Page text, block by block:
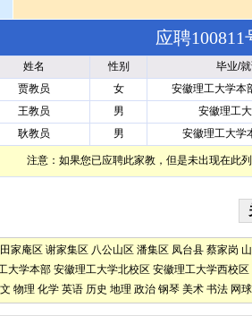
应聘
姓名 性别
毕业/
贾教员 女
安徽理工大学本
王教员 男
安徽理工
耿教员 男 安徽理工大学
注意：如果您已应聘此家教，但是未出现在此
田家庵区 谢家集区 八公山区 潘集区 凤台县 蔡家岗
大学本部 安徽理工大学北校区 安徽理工大学西校区
物理 化学 英语 历史 地理 政治 钢琴 美术 书法 网球